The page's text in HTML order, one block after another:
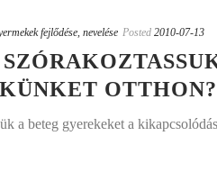
fejlődése, nevelése Posted 2010-07-13
OTTHON?
a beteg gyerekeket a